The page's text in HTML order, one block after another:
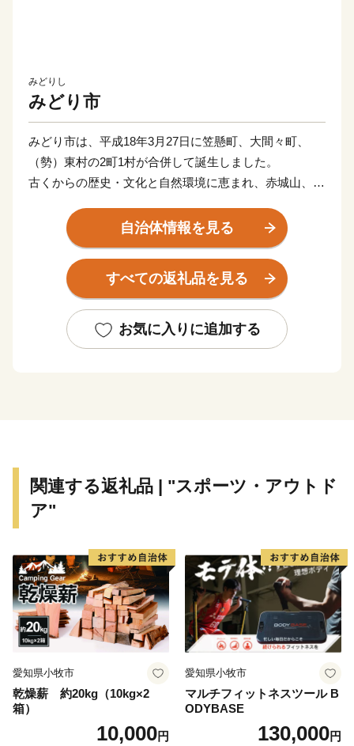
みどりし
みどり市
みどり市は、平成18年3月27日に笠懸町、大間々町、
（勢）東村の2町1村が合併して誕生しました。
古くからの歴史・文化と自然環境に恵まれ、赤城山、足
渡良瀬川がつくり出した扇状地などの多様な特性をもっ
た地域です。
みどり市では、この豊かな自然と立地条件のなかで、人
びとが心豊かに生活できるまちづくりに取り組んでおり
また、市民の皆様はもとより、みどり市のまちづくりへ
の共感やふるさとへの思いを持つ方々にも、まちづくり
自治体情報を見る
すべての返礼品を見る
お気に入りに追加する
関連する返礼品 | "スポーツ・アウトド
ア"
愛知県小牧市
乾燥薪 約20kg（10kg×2
箱）
10,000円
愛知県小牧市
マルチフィットネスツール B
ODYBASE
130,000円